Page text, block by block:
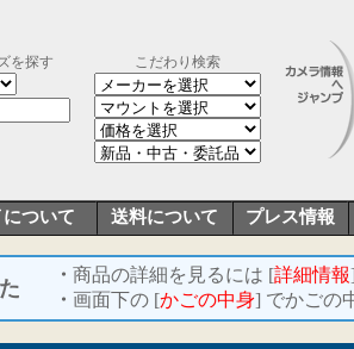
を探す こだわり検索
ついて 送料について プレス情報
・ 商品の詳細を見るには [詳細情報
・ 画面下の [かごの中身] でかごの